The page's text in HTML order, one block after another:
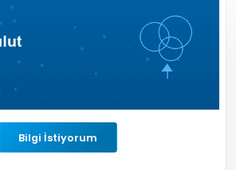
Bilgi İstiyorum